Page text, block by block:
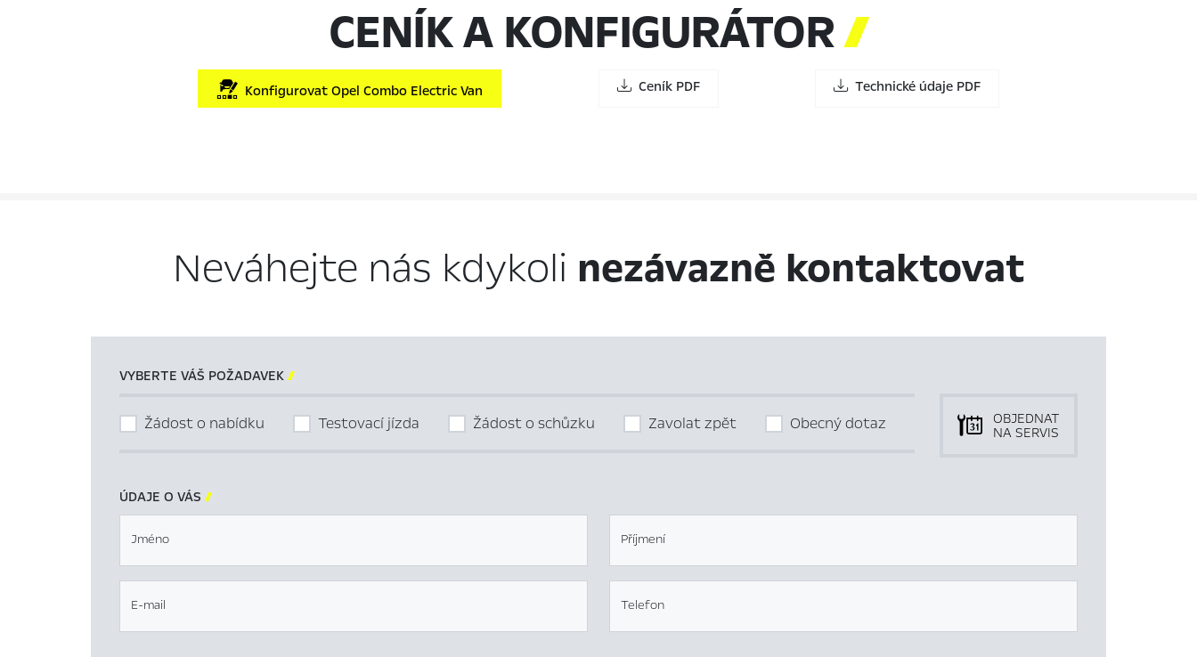
CENÍK A KONFIGURÁTOR
Konfigurovat Opel Combo Electric Van Ceník PDF Technické údaje PDF
Neváhejte nás kdykoli nezávazně kontaktovat
VYBERTE VÁŠ POŽADAVEK 
Žádost o nabídku Testovací jízda Žádost o schůzku Zavolat zpět Obecný dotaz
OBJEDNAT
NA SERVIS
ÚDAJE O VÁS 
Jméno Příjmení
E-mail Telefon